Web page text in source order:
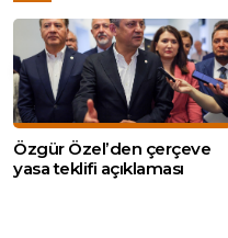
Özgür Özel’den çerçeve
yasa teklifi açıklaması